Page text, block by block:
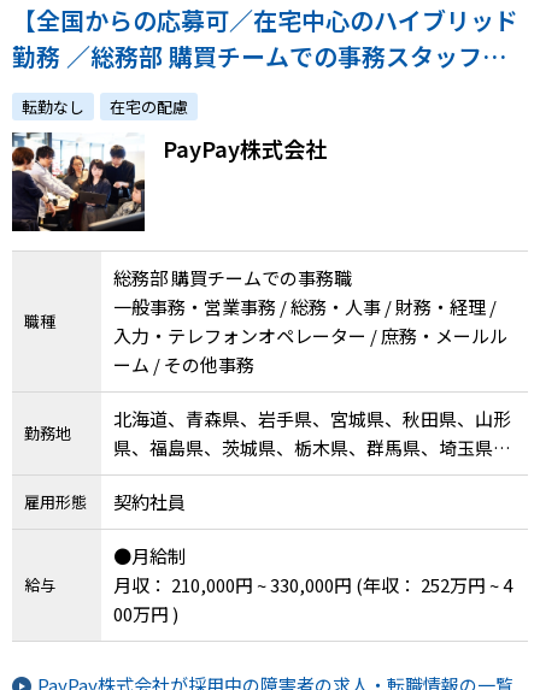
【全国からの応募可／在宅中心のハイブリッド
勤務 ／総務部 購買チームでの事務スタッフを
募集！】スマホ決済領域で拡大を続ける同社で
これまでの経験を踏まえた2～3年後のキャリア
を一緒に考えませんか？
転勤なし 在宅の配慮
PayPay株式会社
職種
総務部 購買チームでの事務職
一般事務・営業事務 / 総務・人事 / 財務・経理 /
入力・テレフォンオペレーター / 庶務・メールル
ーム / その他事務
勤務地
北海道、青森県、岩手県、宮城県、秋田県、山形
県、福島県、茨城県、栃木県、群馬県、埼玉県、
千葉県、東京都、神奈川県、新潟県、富山県、石
川県、福井県、山梨県、長野県、岐阜県、静岡
県、愛知県、三重県、滋賀県、京都府、大阪府、
兵庫県、奈良県、和歌山県、鳥取県、島根県、岡
山県、広島県、山口県、徳島県、香川県、愛媛
県、高知県、福岡県、佐賀県、長崎県、熊本県、
大分県、宮崎県、鹿児島県、沖縄県
雇用形態 契約社員
給与
●月給制
月収： 210,000円 ~ 330,000円 (年収： 252万円 ~ 4
00万円 )
PayPay株式会社が採用中の障害者の求人・転職情報の一覧